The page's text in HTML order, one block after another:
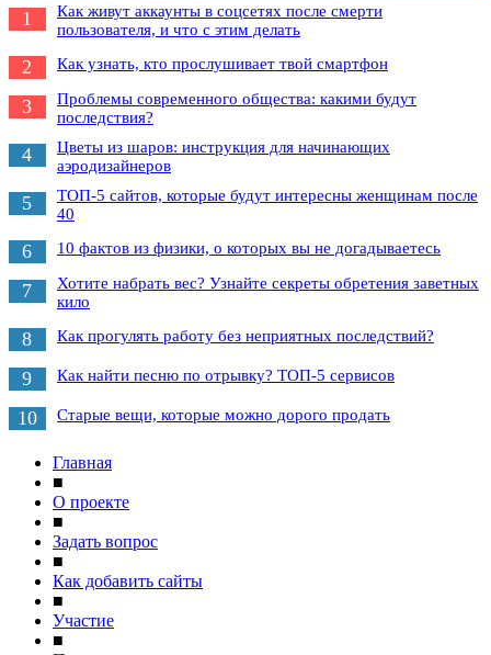
1
Как живут аккаунты в соцсетях после смерти
пользователя, и что с этим делать
2 Как узнать, кто прослушивает твой смартфон
3
Проблемы современного общества: какими будут
последствия?
4
Цветы из шаров: инструкция для начинающих
аэродизайнеров
5
ТОП-5 сайтов, которые будут интересны женщинам после
40
6 10 фактов из физики, о которых вы не догадываетесь
7
Хотите набрать вес? Узнайте секреты обретения заветных
кило
8 Как прогулять работу без неприятных последствий?
9 Как найти песню по отрывку? ТОП-5 сервисов
10 Старые вещи, которые можно дорого продать
Главная
■
О проекте
■
Задать вопрос
■
Как добавить сайты
■
Участие
■